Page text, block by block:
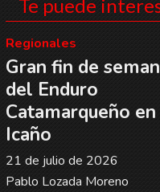
Te puede
Gran fin de
del Enduro
Catamarqueño en
Icaño
Pablo Lozada Moreno
Regionales
21 de julio de 2026